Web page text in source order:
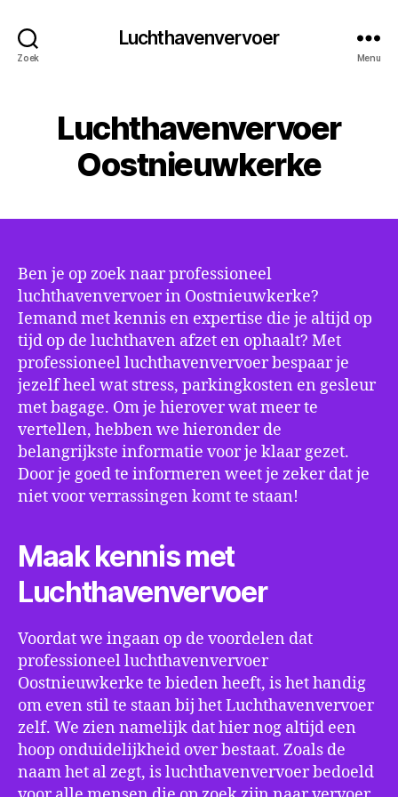
Zoek
Luchthavenvervoer
Menu
Luchthavenvervoer
Oostnieuwkerke
Ben je op zoek naar professioneel
luchthavenvervoer in Oostnieuwkerke?
Iemand met kennis en expertise die je altijd op
tijd op de luchthaven afzet en ophaalt? Met
professioneel luchthavenvervoer bespaar je
jezelf heel wat stress, parkingkosten en gesleur
met bagage. Om je hierover wat meer te
vertellen, hebben we hieronder de
belangrijkste informatie voor je klaar gezet.
Door je goed te informeren weet je zeker dat je
niet voor verrassingen komt te staan!
Maak kennis met
Luchthavenvervoer
Voordat we ingaan op de voordelen dat
professioneel luchthavenvervoer
Oostnieuwkerke te bieden heeft, is het handig
om even stil te staan bij het Luchthavenvervoer
zelf. We zien namelijk dat hier nog altijd een
hoop onduidelijkheid over bestaat. Zoals de
naam het al zegt, is luchthavenvervoer bedoeld